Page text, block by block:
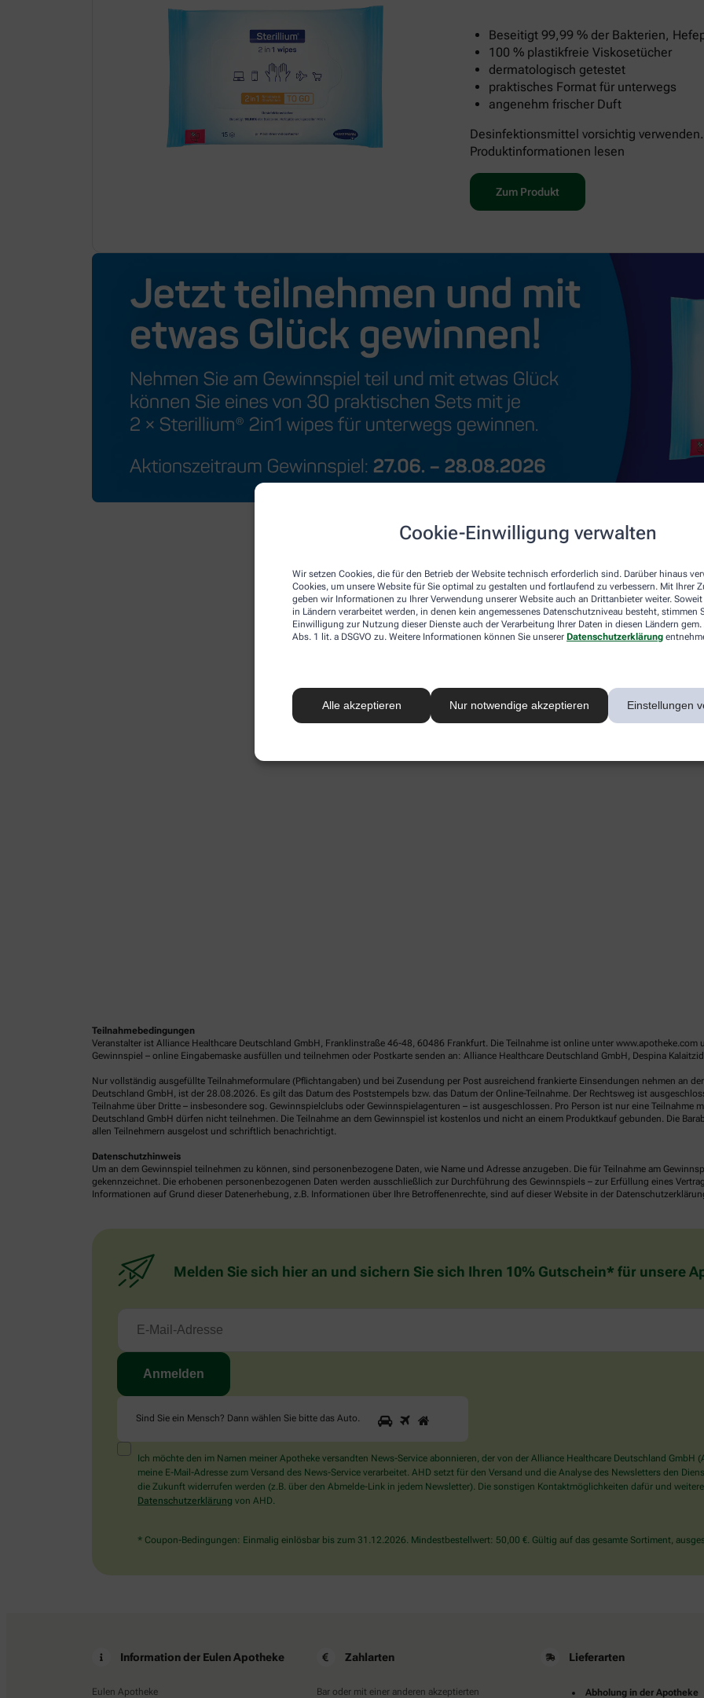
Cookie-Einwilligung verwalten
Wir setzen Cookies, die für den Betrieb der Website technisch erforderlich sind. Darüber hinaus
Cookies, um unsere Website für Sie optimal zu gestalten und fortlaufend zu verbessern. Mit Ihrer
geben wir Informationen zu Ihrer Verwendung unserer Website auch an Drittanbieter weiter. Soweit
in Ländern verarbeitet werden, in denen kein angemessenes Datenschutzniveau besteht, stimmen
Einwilligung zur Nutzung dieser Dienste auch der Verarbeitung Ihrer Daten in diesen Ländern
Abs. 1 lit. a DSGVO zu. Weitere Informationen können Sie unserer Datenschutzerklärung
Alle akzeptieren Nur notwendige akzeptieren Einstellungen
Beseitigt 99,99 % der Bakterien,
100 % plastikfreie Viskosetücher
dermatologisch getestet
praktisches Format für unterwegs
angenehm frischer Duft
Desinfektionsmittel vorsichtig
Produktinformationen lesen
Zum Produkt
Teilnahmebedingungen
Veranstalter ist Alliance Healthcare Deutschland GmbH, Franklinstraße 46-48, 60486 Frankfurt. Die Teilnahme ist online unter
Gewinnspiel – online Eingabemaske ausfüllen und teilnehmen oder Postkarte senden an: Alliance Healthcare Deutschland GmbH, Despina
Nur vollständig ausgefüllte Teilnahmeformulare (Pflichtangaben) und bei Zusendung per Post ausreichend frankierte Einsendungen nehmen an
Deutschland GmbH, ist der 28.08.2026. Es gilt das Datum des Poststempels bzw. das Datum der Online-Teilnahme. Der Rechtsweg ist
Teilnahme über Dritte – insbesondere sog. Gewinnspielclubs oder Gewinnspielagenturen – ist ausgeschlossen. Pro Person ist nur eine Teilnahme
Deutschland GmbH dürfen nicht teilnehmen. Die Teilnahme an dem Gewinnspiel ist kostenlos und nicht an einem Produktkauf gebunden. Die
allen Teilnehmern ausgelost und schriftlich benachrichtigt.
Datenschutzhinweis
Um an dem Gewinnspiel teilnehmen zu können, sind personenbezogene Daten, wie Name und Adresse anzugeben. Die für Teilnahme am
gekennzeichnet. Die erhobenen personenbezogenen Daten werden ausschließlich zur Durchführung des Gewinnspiels – zur Erfüllung eines
Informationen auf Grund dieser Datenerhebung, z.B. Informationen über Ihre Betroffenenrechte, sind auf dieser Website in der
Melden Sie sich hier an und sichern Sie sich Ihren 10% Gutschein* für unsere
Sind Sie ein Mensch? Dann wählen Sie bitte das Auto.
Sind
Sie
Mensch?
Dann
wählen
Auto.
1 2
Ich möchte den im Namen meiner Apotheke versandten News-Service abonnieren, der von der Alliance Healthcare Deutschland
meine E-Mail-Adresse zum Versand des News-Service verarbeitet. AHD setzt für den Versand und die Analyse des Newsletters den
die Zukunft widerrufen werden (z.B. über den Abmelde-Link in jedem Newsletter). Die sonstigen Kontaktmöglichkeiten dafür und
Datenschutzerklärung von AHD.
* Coupon-Bedingungen: Einmalig einlösbar bis zum 31.12.2026. Mindestbestellwert: 50,00 €. Gültig auf das gesamte Sortiment,
Information der Eulen Apotheke
Eulen Apotheke
Zahlarten
Bar oder mit einer anderen akzeptierten
Lieferarten
Abholung in der Apotheke